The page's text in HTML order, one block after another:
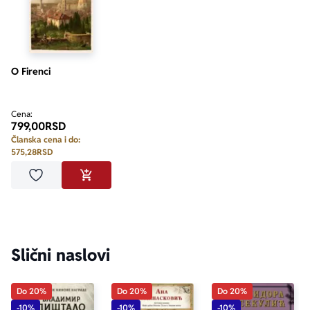
O Firenci
Cena:
799,00RSD
Članska cena i do:
575,28RSD
Dodaj u omiljeneDODAJ U KORPU
Slični naslovi
Do 20%
-10%
Do 20%
-10%
Do 20%
-10%